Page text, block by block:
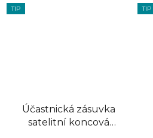
TIP
Účastnická zásuvka
satelitní koncová
TIP